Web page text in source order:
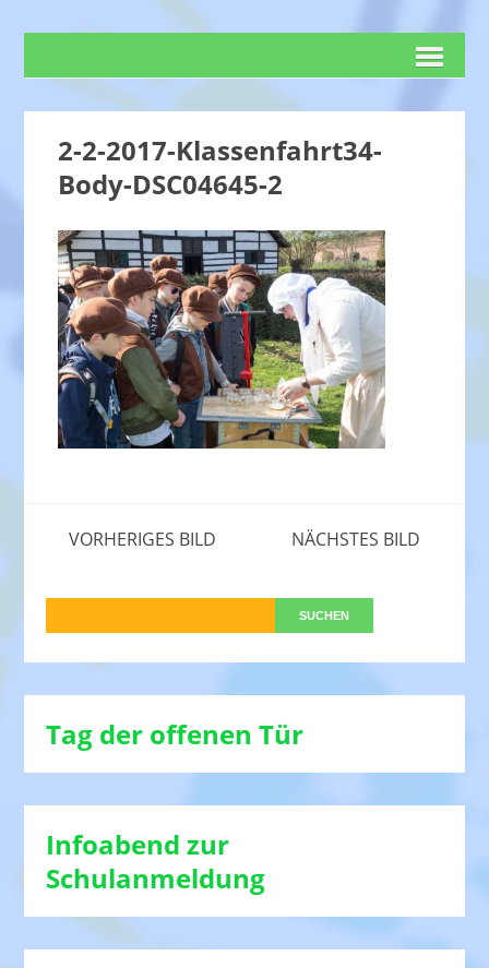
2-2-2017-Klassenfahrt34-
Body-DSC04645-2
VORHERIGES BILD NÄCHSTES BILD
Tag der offenen Tür
Infoabend zur
Schulanmeldung